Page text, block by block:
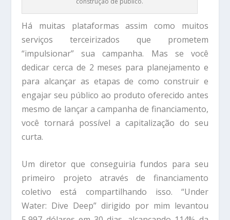
Há muitas plataformas assim como muitos
serviços terceirizados que prometem
“impulsionar” sua campanha. Mas se você
dedicar cerca de 2 meses para planejamento e
para alcançar as etapas de como construir e
engajar seu público ao produto oferecido antes
mesmo de lançar a campanha de financiamento,
você tornará possível a capitalização do seu
curta.
Um diretor que conseguiria fundos para seu
primeiro projeto através de financiamento
coletivo está compartilhando isso. “Under
Water: Dive Deep” dirigido por mim levantou